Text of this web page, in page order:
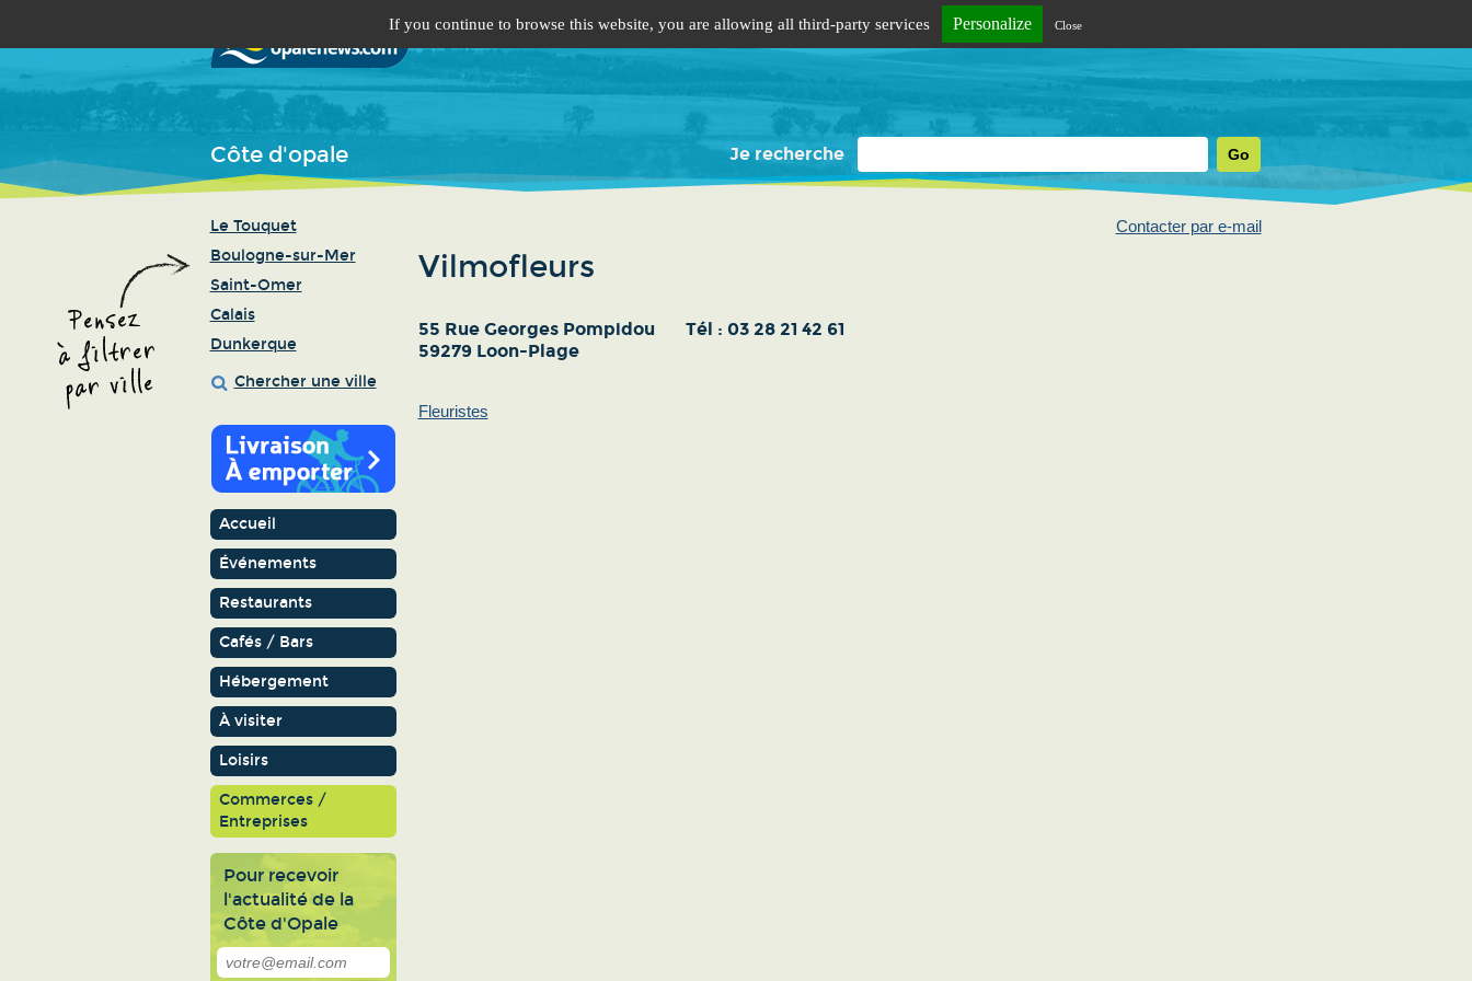
Côte d'opale Je recherche
Le Touquet
Boulogne-sur-Mer
Saint-Omer
Calais
Dunkerque
Chercher une ville
Accueil
Événements
Restaurants
Cafés / Bars
Hébergement
À visiter
Loisirs
Commerces /
Entreprises
Pour recevoir
l'actualité de la
Côte d'Opale
Vilmofleurs
55 Rue Georges Pompidou
59279 Loon-Plage
Tél : 03 28 21 42 61
Fleuristes
Contacter par e-mail
If you continue to browse this website, you are allowing all third-party services Personalize Close